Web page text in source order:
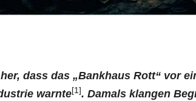
dass das „Bankhaus Rott“ vor
warnte[1]. Damals klangen